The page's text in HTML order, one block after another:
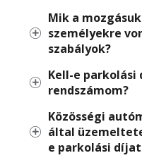
Mik a
személyekre
szabályok?
Kell-e
rendszámom?
Közösségi
által
e parkolási